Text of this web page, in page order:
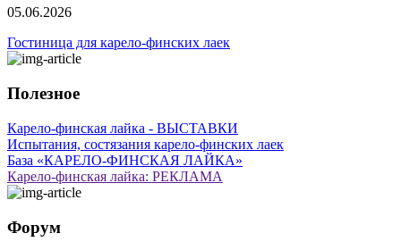
05.06.2026
Гостиница для карело-финских лаек
Полезное
Карело-финская лайка - ВЫСТАВКИ
Испытания, состязания карело-финских лаек
База «КАРЕЛО-ФИНСКАЯ ЛАЙКА»
Карело-финская лайка: РЕКЛАМА
Форум